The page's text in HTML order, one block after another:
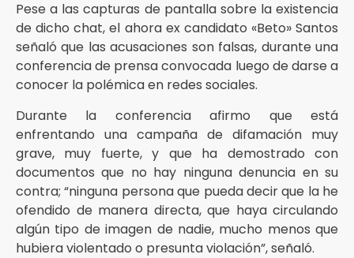
Pese a las capturas de pantalla sobre la existencia
de dicho chat, el ahora ex candidato «Beto» Santos
señaló que las acusaciones son falsas, durante una
conferencia de prensa convocada luego de darse a
conocer la polémica en redes sociales.
Durante la conferencia afirmo que está
enfrentando una campaña de difamación muy
grave, muy fuerte, y que ha demostrado con
documentos que no hay ninguna denuncia en su
contra; “ninguna persona que pueda decir que la he
ofendido de manera directa, que haya circulando
algún tipo de imagen de nadie, mucho menos que
hubiera violentado o presunta violación”, señaló.